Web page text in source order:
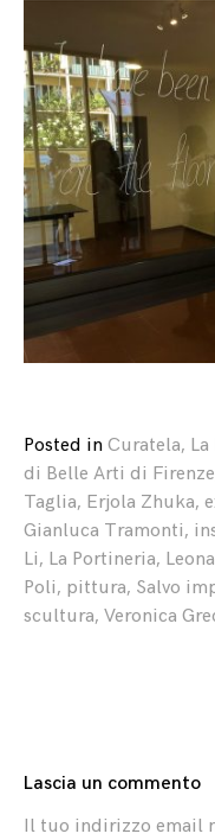
Posted in Curatela,
di Belle Arti di Firenze
Taglia, Erjola Zhuka,
Gianluca Tramonti,
Li, La Portineria,
Poli, pittura, Salvo
scultura, Veronica
Lascia un commento
Il tuo indirizzo email